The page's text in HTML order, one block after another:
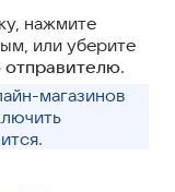
нажмите
или уберите
отправителю.
магазинов